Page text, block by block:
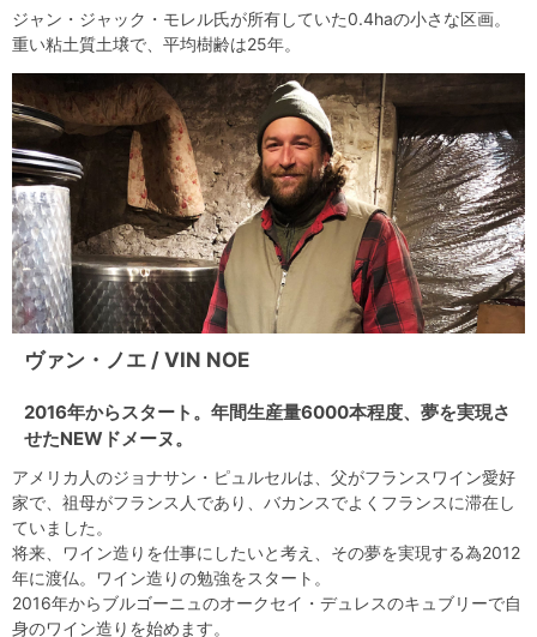
ジャン・ジャック・モレル氏が所有していた0.4haの小さな区画。
重い粘土質土壌で、平均樹齢は25年。
ヴァン・ノエ / VIN NOE
2016年からスタート。年間生産量6000本程度、夢を実現さ
せたNEWドメーヌ。
アメリカ人のジョナサン・ピュルセルは、父がフランスワイン愛好
家で、祖母がフランス人であり、バカンスでよくフランスに滞在し
ていました。
将来、ワイン造りを仕事にしたいと考え、その夢を実現する為2012
年に渡仏。ワイン造りの勉強をスタート。
2016年からブルゴーニュのオークセイ・デュレスのキュブリーで自
身のワイン造りを始めます。